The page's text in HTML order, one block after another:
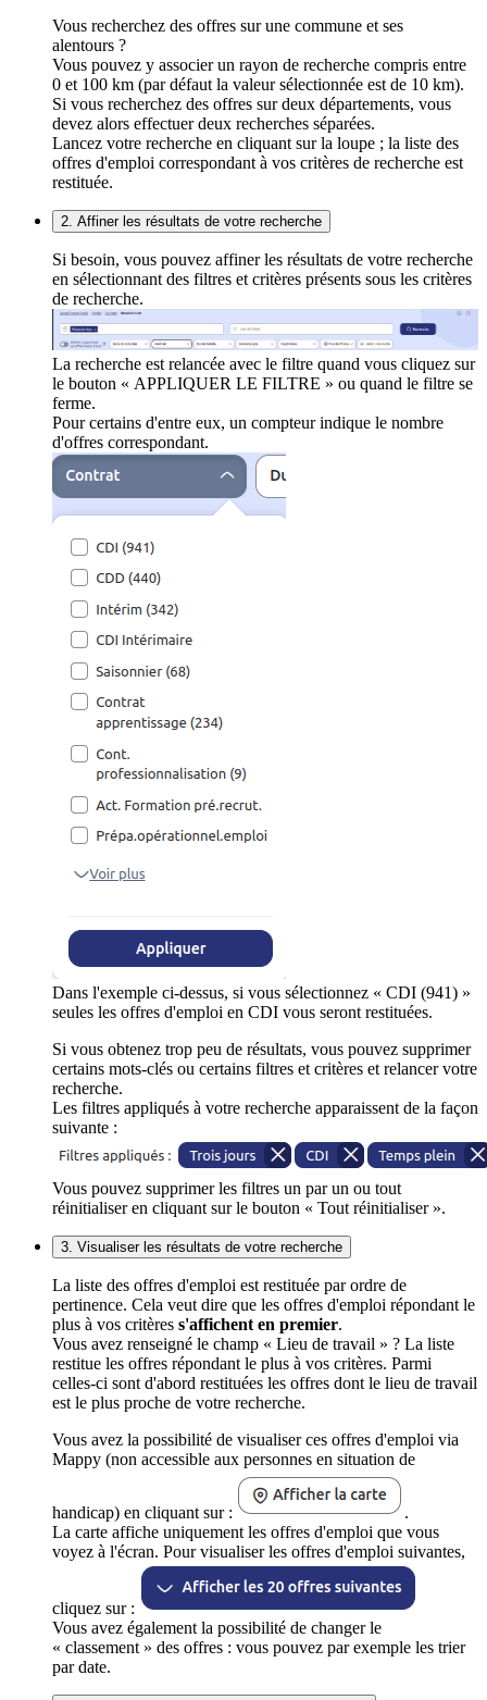
Vous recherchez des offres sur une commune et ses
alentours ?
Vous pouvez y associer un rayon de recherche compris entre
0 et 100 km (par défaut la valeur sélectionnée est de 10 km).
Si vous recherchez des offres sur deux départements, vous
devez alors effectuer deux recherches séparées.
Lancez votre recherche en cliquant sur la loupe ; la liste des
offres d'emploi correspondant à vos critères de recherche est
restituée.
2. Affiner les résultats de votre recherche
Si besoin, vous pouvez affiner les résultats de votre recherche
en sélectionnant des filtres et critères présents sous les critères
de recherche.
La recherche est relancée avec le filtre quand vous cliquez sur
le bouton « APPLIQUER LE FILTRE » ou quand le filtre se
ferme.
Pour certains d'entre eux, un compteur indique le nombre
d'offres correspondant.
Dans l'exemple ci-dessus, si vous sélectionnez « CDI (941) »
seules les offres d'emploi en CDI vous seront restituées.
Si vous obtenez trop peu de résultats, vous pouvez supprimer
certains mots-clés ou certains filtres et critères et relancer votre
recherche.
Les filtres appliqués à votre recherche apparaissent de la façon
suivante :
Vous pouvez supprimer les filtres un par un ou tout
réinitialiser en cliquant sur le bouton « Tout réinitialiser ».
3. Visualiser les résultats de votre recherche
La liste des offres d'emploi est restituée par ordre de
pertinence. Cela veut dire que les offres d'emploi répondant le
plus à vos critères s'affichent en premier.
Vous avez renseigné le champ « Lieu de travail » ? La liste
restitue les offres répondant le plus à vos critères. Parmi
celles-ci sont d'abord restituées les offres dont le lieu de travail
est le plus proche de votre recherche.
Vous avez la possibilité de visualiser ces offres d'emploi via
Mappy (non accessible aux personnes en situation de
handicap) en cliquant sur :
.
La carte affiche uniquement les offres d'emploi que vous
voyez à l'écran. Pour visualiser les offres d'emploi suivantes,
cliquez sur :
Vous avez également la possibilité de changer le
« classement » des offres : vous pouvez par exemple les trier
par date.